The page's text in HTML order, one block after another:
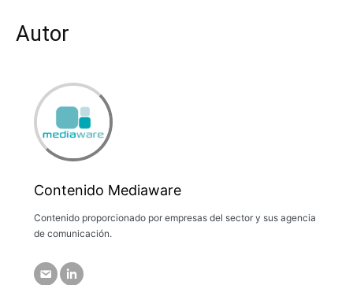
Autor
Contenido Mediaware
Contenido proporcionado por empresas del sector y sus agencia
de comunicación.